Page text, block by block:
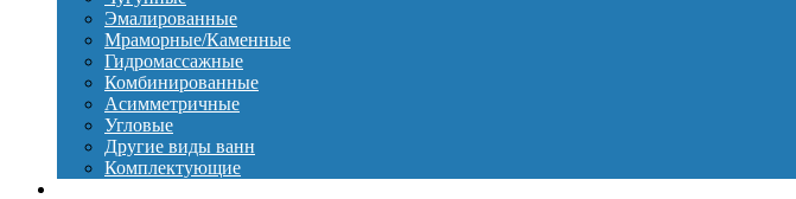
Эмалированные
Мраморные/Каменные
Гидромассажные
Комбинированные
Асимметричные
Угловые
Другие виды ванн
Комплектующие